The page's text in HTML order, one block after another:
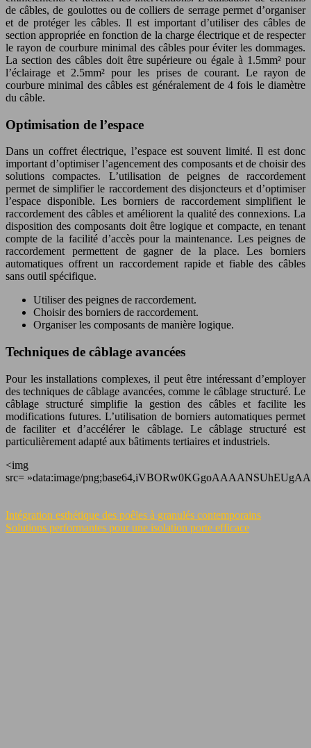
de câbles, de goulottes ou de colliers de serrage permet d’organiser
et de protéger les câbles. Il est important d’utiliser des câbles de
section appropriée en fonction de la charge électrique et de respecter
le rayon de courbure minimal des câbles pour éviter les dommages.
La section des câbles doit être supérieure ou égale à 1.5mm² pour
l’éclairage et 2.5mm² pour les prises de courant. Le rayon de
courbure minimal des câbles est généralement de 4 fois le diamètre
du câble.
Optimisation de l’espace
Dans un coffret électrique, l’espace est souvent limité. Il est donc
important d’optimiser l’agencement des composants et de choisir des
solutions compactes. L’utilisation de peignes de raccordement
permet de simplifier le raccordement des disjoncteurs et d’optimiser
l’espace disponible. Les borniers de raccordement simplifient le
raccordement des câbles et améliorent la qualité des connexions. La
disposition des composants doit être logique et compacte, en tenant
compte de la facilité d’accès pour la maintenance. Les peignes de
raccordement permettent de gagner de la place. Les borniers
automatiques offrent un raccordement rapide et fiable des câbles
sans outil spécifique.
Utiliser des peignes de raccordement.
Choisir des borniers de raccordement.
Organiser les composants de manière logique.
Techniques de câblage avancées
Pour les installations complexes, il peut être intéressant d’employer
des techniques de câblage avancées, comme le câblage structuré. Le
câblage structuré simplifie la gestion des câbles et facilite les
modifications futures. L’utilisation de borniers automatiques permet
de faciliter et d’accélérer le câblage. Le câblage structuré est
particulièrement adapté aux bâtiments tertiaires et industriels.
<img
src= »data:image/
Intégration esthétique des poêles à granulés contemporains
Solutions performantes pour une isolation porte efficace